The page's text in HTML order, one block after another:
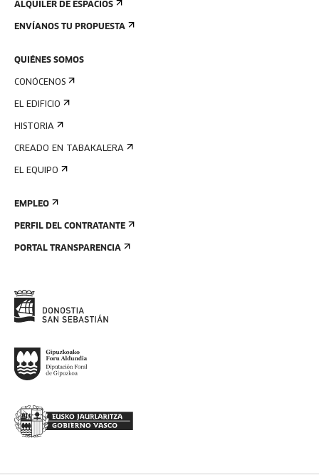
ALQUILER DE ESPACIOS
ENVÍANOS TU PROPUESTA
QUIÉNES SOMOS
CONÓCENOS
EL EDIFICIO
HISTORIA
CREADO EN TABAKALERA
EL EQUIPO
EMPLEO
PERFIL DEL CONTRATANTE
PORTAL TRANSPARENCIA